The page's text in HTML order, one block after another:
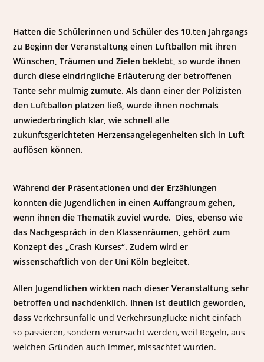
Hatten die Schülerinnen und Schüler des 10.ten Jahrgangs
zu Beginn der Veranstaltung einen Luftballon mit ihren
Wünschen, Träumen und Zielen beklebt, so wurde ihnen
durch diese eindringliche Erläuterung der betroffenen
Tante sehr mulmig zumute. Als dann einer der Polizisten
den Luftballon platzen ließ, wurde ihnen nochmals
unwiederbringlich klar, wie schnell alle
zukunftsgerichteten Herzensangelegenheiten sich in Luft
auflösen können.
Während der Präsentationen und der Erzählungen
konnten die Jugendlichen in einen Auffangraum gehen,
wenn ihnen die Thematik zuviel wurde. Dies, ebenso wie
das Nachgespräch in den Klassenräumen, gehört zum
Konzept des „Crash Kurses“. Zudem wird er
wissenschaftlich von der Uni Köln begleitet.
Allen Jugendlichen wirkten nach dieser Veranstaltung sehr
betroffen und nachdenklich. Ihnen ist deutlich geworden,
dassVerkehrsunfälle und Verkehrsunglücke nicht einfach
so passieren, sondern verursacht werden, weil Regeln, aus
welchen Gründen auch immer, missachtet wurden.